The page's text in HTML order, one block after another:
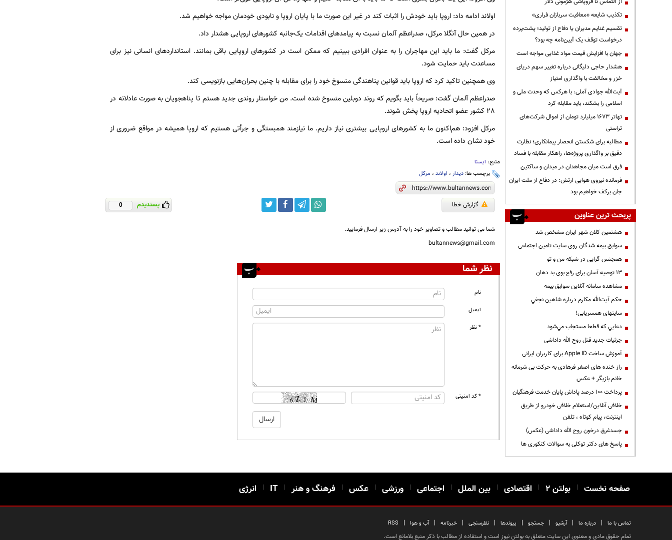
اولاند ادامه داد: اروپا باید خودش را اثبات کند در غیر این صورت ما با پایان اروپا و نابودی خودمان مواجه خواهیم شد.
در همین حال آنگلا مرکل، صدراعظم آلمان نسبت به پیامدهای اقدامات یک‌جانبه کشورهای اروپایی هشدار داد.
مرکل گفت: ما باید این مهاجران را به عنوان افرادی ببینیم که ممکن است در کشورهای اروپایی باقی بمانند. استانداردهای انسانی نیز برای
مساعدت باید حمایت شود.
وی همچنین تاکید کرد که اروپا باید قوانین پناهندگی منسوخ خود را برای مقابله با چنین بحران‌هایی بازنویسی کند.
صدراعظم آلمان گفت: صریحاً باید بگویم که روند دوبلین منسوخ شده است. من خواستار روندی جدید هستم تا پناهجویان به صورت عادلانه در
28 کشور عضو اتحادیه اروپا پخش شوند.
مرکل افزود: هم‌اکنون ما به کشورهای اروپایی بیشتری نیاز داریم. ما نیازمند همبستگی و جرأتی هستیم که اروپا همیشه در مواقع ضروری از
خود نشان داده است.
منبع: ایسنا
برچسب ها: دیدار، اولاند، مرکل
گزارش خطا پسندیدم 0
شما می توانید مطالب و تصاویر خود را به آدرس زیر ارسال فرمایید.
bultannews@gmail.com
نظر شما
نام
ایمیل
* نظر
* کد امنیتی
تکذیب شایعه «معافیت سربازان فراری»
تقسیم غنایم مدیران یا دفاع از تولید؛ پشت‌پرده
درخواست توقف یک آیین‌نامه چه بود؟
جهان با افزایش قیمت مواد غذایی مواجه است
هشدار حاجی دلیگانی درباره تغییر سهم دریای
خزر و مخالفت با واگذاری امتیاز
آیت‌الله جوادی آملی: با هرکس که وحدت ملی و
اسلامی را بشکند، باید مقابله کرد
تهاتر ۱۶۷۳ میلیارد تومان از اموال شرکت‌های
تراستی
مطالبه برای شکستن انحصار پیمانکاری؛ نظارت
دقیق بر واگذاری پروژه‌ها، راهکار مقابله با فساد
فرق است میان مجاهدان در میدان و ساکتین
فرمانده نیروی هوایی ارتش: در دفاع از ملت ایران
جان برکف خواهیم بود
پربحث ترین عناوین
هشتمین کلان شهر ایران مشخص شد
سوابق بیمه شدگان روی سایت تامین اجتماعی
همجنس گرایی در شبکه من و تو
13 توصیه آسان برای رفع بوی بد دهان
مشاهده سامانه آنلاين سوابق بیمه
حكم آيت‌الله مكارم درباره شاهين نجفي
سایتهای همسریابی!
دعايي كه قطعا مستجاب مي‌شود
جزئیات جدید قتل روح الله داداشی
آموزش ساخت Apple ID برای کاربران ایرانی
راز خنده های اصغر فرهادی به حرکت بی شرمانه
خانم بازیگر + عکس
پرداخت ۱۰۰ درصد پاداش پایان خدمت فرهنگیان
خلافی آنلاین/استعلام خلافی خودرو از طریق
اینترنت، پیام کوتاه ، تلفن
جسدغرق درخون روح الله داداشی (عکس)
پاسخ های دکتر توکلی به سوالات کنکوری ها
صفحه نخست | بولتن ۲ | اقتصادی | بین الملل | اجتماعی | ورزشی | عکس | فرهنگ و هنر |
IT
| انرژی
تماس با ما | درباره ما | آرشیو | جستجو | پیوندها | نظرسنجی | خبرنامه | آب و هوا |
RSS
تمام حقوق مادی و معنوی این سایت متعلق به بولتن نیوز است و استفاده از مطالب با ذکر منبع بلامانع است.